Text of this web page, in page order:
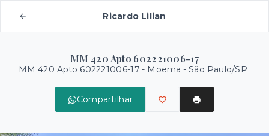
Ricardo Lilian
MM 420 Apto 602221006-17
MM 420 Apto 602221006-17 - Moema - São Paulo/SP
Compartilhar